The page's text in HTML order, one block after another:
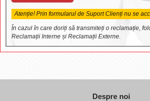
Atenție! Prin formularul de Suport Clienți nu se
În cazul în care doriți să transmiteți o reclamație,
Reclamații Interne și Reclamații Externe.
Despre noi